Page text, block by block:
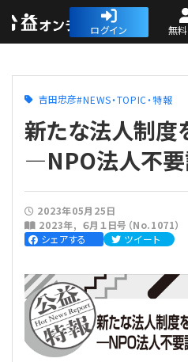
ログイン 無
人気記事
法人運営
法人運営
理事会
評議員会・社員総会
会計・税務
会計・税務
定期提出書類
労務
労務
法務
吉田忠彦 NEWS・TOPIC・特報
新たな法人制度
―NPO法人不
2023年05月25日
2023年
６月１日号（No.1071）
シェアする
ツイート